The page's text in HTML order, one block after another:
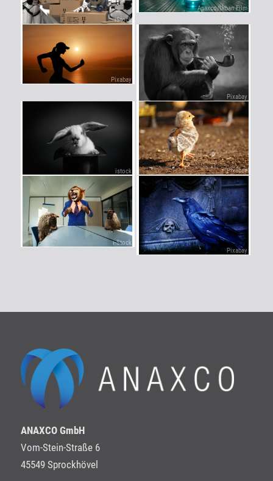
iStock
Anaxco/Urban Film
Pixabay
Pixabay
istock Pixabay
i-Stock
Pixabay
ANAXCO GmbH
Vom-Stein-Straße 6
45549 Sprockhövel